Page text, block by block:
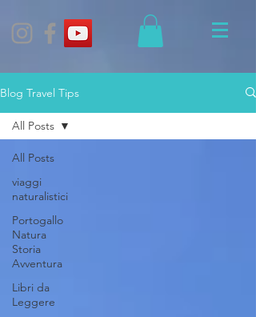
Blog Travel Tips
All Posts
viaggi
naturalistici
Portogallo
Natura
Storia
Avventura
Libri da
Leggere
All Posts